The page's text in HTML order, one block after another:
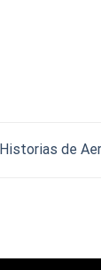
Historias de